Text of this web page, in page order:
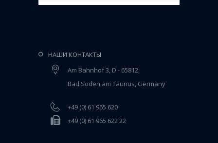
НАШИ КОНТАКТЫ
Am Bahnhof 3, D - 65812,
Bad Soden am Taunus, Germany
+49 (0) 61 965 620
+49 (0) 61 965 622 22